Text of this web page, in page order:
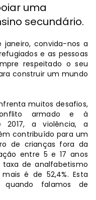
uma
secundário.
janeiro, convida-nos a
e as pessoas
respeitado o seu
construir um mundo
muitos desafios,
armado e à
2017, a violência, a
contribuído para um
de crianças fora da
entre 5 e 17 anos
de analfabetismo
é de 52,4%. Esta
falamos de